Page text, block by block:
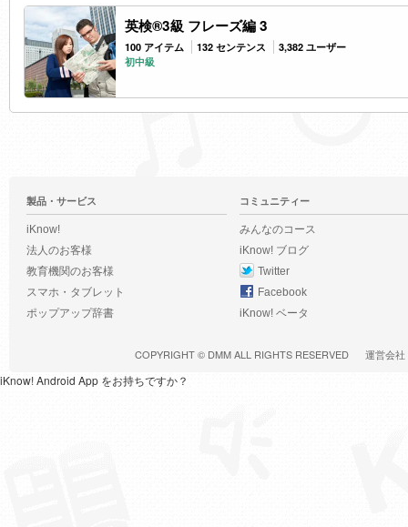
英検®3級 フレーズ編 3
100 アイテム 132 センテンス
3,382 ユーザー
初中級
製品・サービス
iKnow!
法人のお客様
教育機関のお客様
スマホ・タブレット
ポップアップ辞書
コミュニティー
みんなのコース
iKnow! ブログ
Twitter
Facebook
iKnow! ベータ
COPYRIGHT © DMMALL RIGHTS RESERVED 運営会社
iKnow! Android App をお持ちですか？